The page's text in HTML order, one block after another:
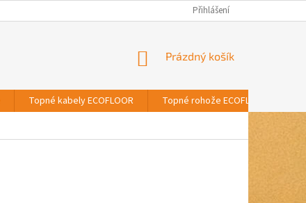
ÚDAJŮ Přihlášení
NÁKUPNÍ
Prázdný košík
Topné kabely ECOFLOOR Topné rohože ECOFLOOR